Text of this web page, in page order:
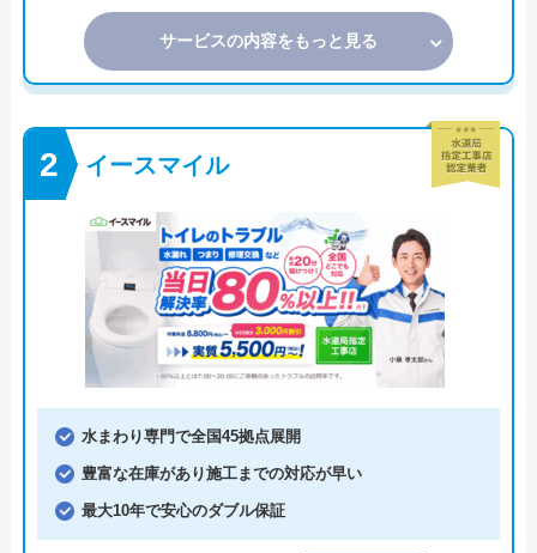
サービスの内容をもっと見る
イースマイル
水まわり専門で全国45拠点展開
豊富な在庫があり施工までの対応が早い
最大10年で安心のダブル保証